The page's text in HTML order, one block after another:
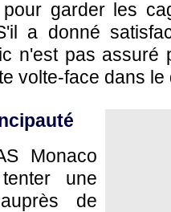
garder les
a donné
n'est pas assuré
volte-face dans le
Monaco
une
de